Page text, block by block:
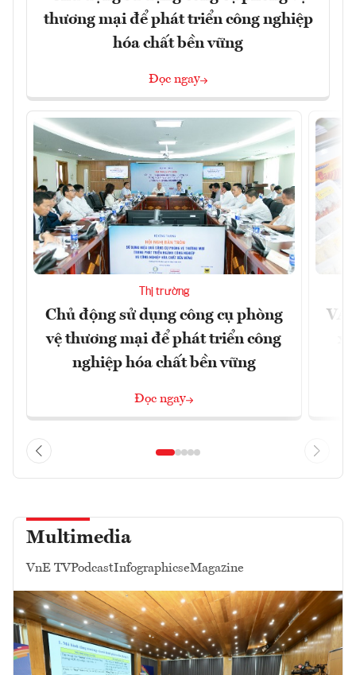
thương mại để phát triển công nghiệp
hóa chất bền vững
Đọc ngay
Thị trường
Chủ động sử dụng công cụ phòng
vệ thương mại để phát triển công
nghiệp hóa chất bền vững
Đọc ngay
Multimedia
VnE TVPodcastInfographicseMagazine